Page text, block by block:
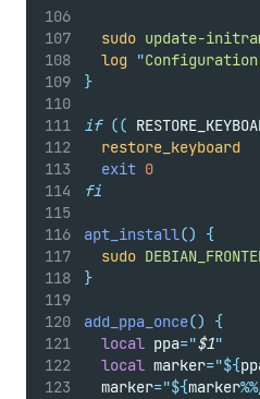
sudo update-
log
"
}
if ((
restore_keyboard
exit 0
fi
apt_install()
{
sudo
}
add_ppa_once()
{
local ppa="$1"
local marker="${
  marker
="${marker